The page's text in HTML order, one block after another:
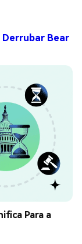
Derrubar Bear
Para a